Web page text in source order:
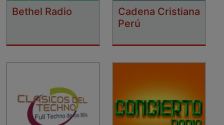
Bethel Radio
Cadena Cristiana
Perú